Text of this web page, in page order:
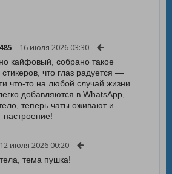
16 июля 2026 03:30
кайфовый, собрано такое
стикеров, что глаз радуется —
что-то на любой случай жизни.
добавляются в WhatsApp,
теперь чаты оживают и
12 июля 2026 00:20
тема пушка!